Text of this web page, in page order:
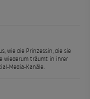
wie die Prinzessin, die sie
wiederum träumt in ihrer
Media-Kanäle.